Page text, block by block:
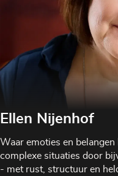
Ellen Nijenhof
Waar emoties en
complexe situaties door
- met rust, structuur en